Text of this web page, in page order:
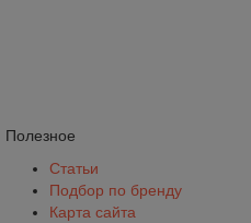
Полезное
Статьи
Подбор по бренду
Карта сайта